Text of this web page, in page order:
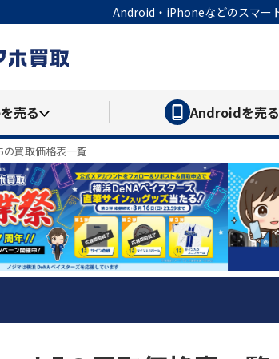
Android・iPhoneなどのスマー
を売る Androidを売
買取価格表一覧